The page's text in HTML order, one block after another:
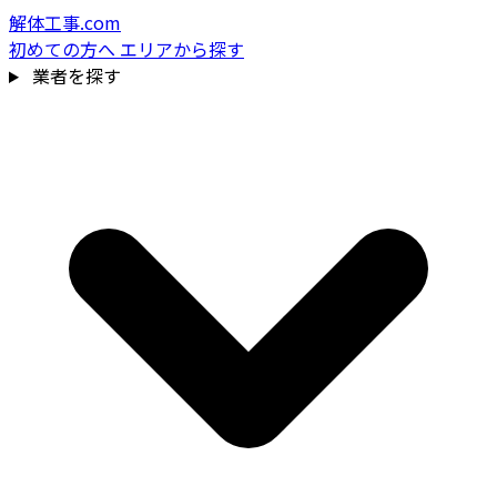
解体工事.com
初めての方へ エリアから探す
業者を探す